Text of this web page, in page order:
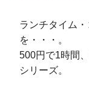
ランチタイム
を・・・。
500円で1時間
シリーズ。